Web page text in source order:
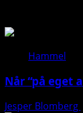
Hammel
Når “på eget
Jesper Blomberg